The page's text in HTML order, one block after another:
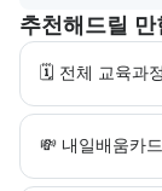
추천해드릴
🗓️ 전체 교육과
💸 내일배움카